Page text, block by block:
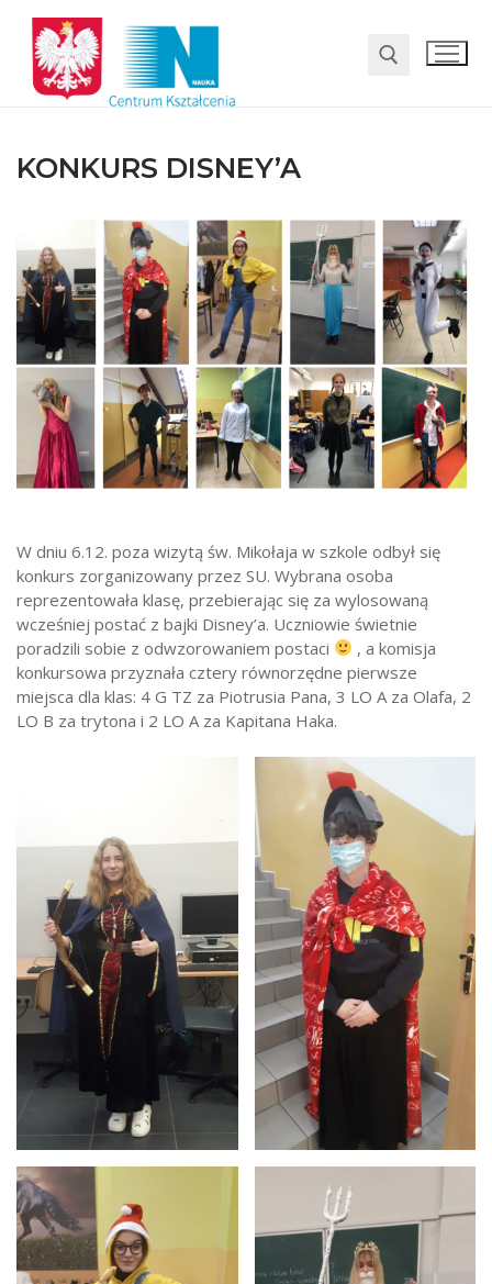
O nas
Oferta
LO SMS Talent
Strefa rodzica
Bursa/Internat
Oferty pracy dla pracowników
Zadania realizowane z budżetu państwa
KONKURS DISNEY’A
W dniu 6.12. poza wizytą św. Mikołaja w szkole odbył się
konkurs zorganizowany przez SU. Wybrana osoba
reprezentowała klasę, przebierając się za wylosowaną
wcześniej postać z bajki Disney’a. Uczniowie świetnie
poradzili sobie z odwzorowaniem postaci
, a komisja
konkursowa przyznała cztery równorzędne pierwsze
miejsca dla klas: 4 G TZ za Piotrusia Pana, 3 LO A za Olafa, 2
LO B za trytona i 2 LO A za Kapitana Haka.